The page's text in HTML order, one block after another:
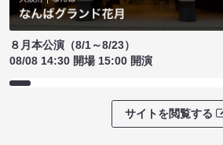
８月本公演（8/1～8/23）
08/08 14:30 開場 15:00 開演
サイトを閲覧する